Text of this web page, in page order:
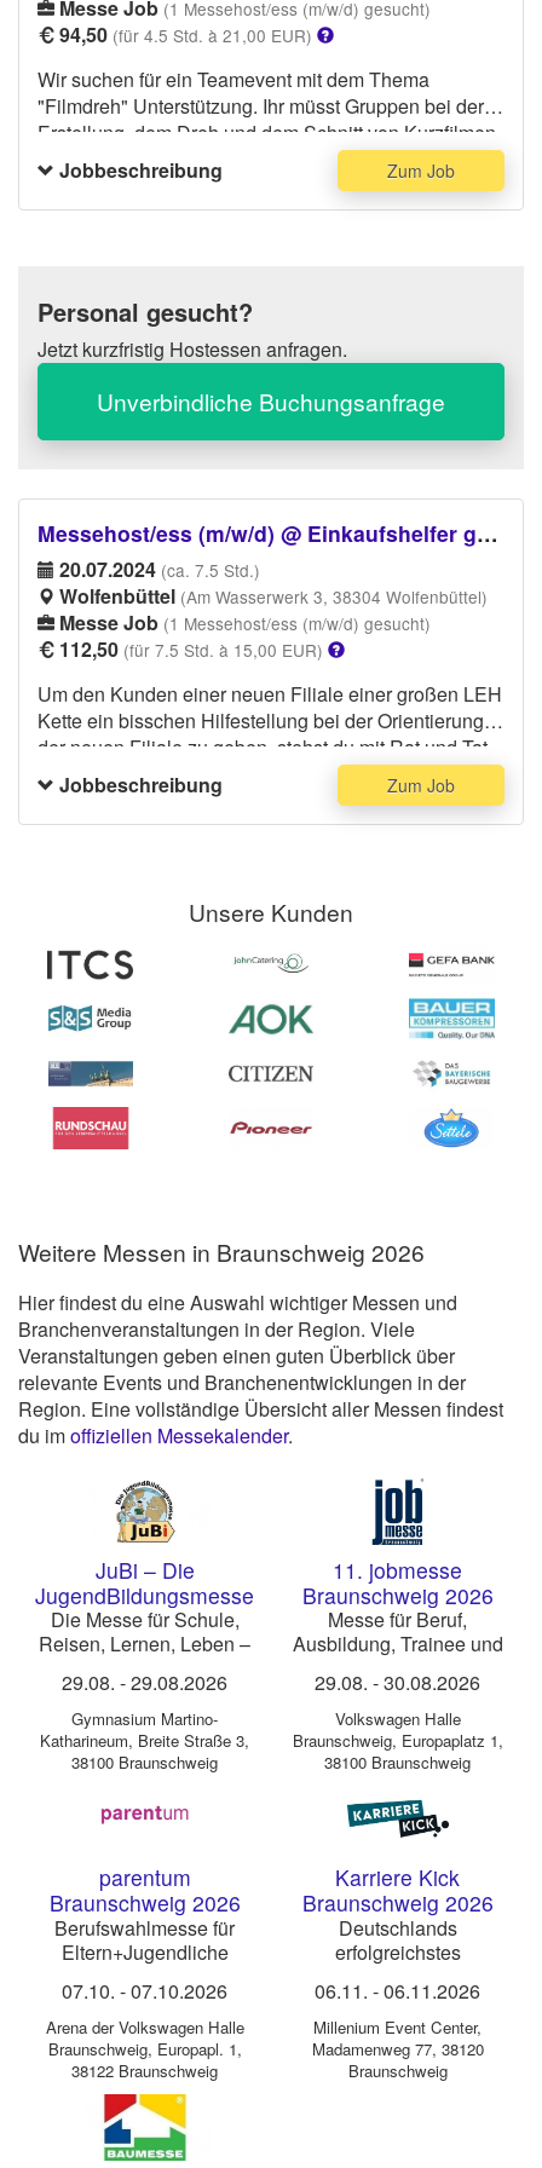
Messe Job (1 Messehost/ess (m/w/d) gesucht)
94,50 (für 4.5 Std. à 21,00 EUR)
Wir suchen für ein Teamevent mit dem Thema
"Filmdreh" Unterstützung. Ihr müsst Gruppen bei der
Erstellung, dem Dreh und dem Schnitt von Kurzfilmen
unterstützen. Das Event wird mit iPads durchgeführt
und ihr solltet Kenntnisse haben oder euch vorher
aneignen im Bereich der Software iMovie.
Jobbeschreibung Zum Job
Personal gesucht?
Jetzt kurzfristig Hostessen anfragen.
Unverbindliche Buchungsanfrage
Messehost/ess (m/w/d) @ Einkaufshelfer gesucht
20.07.2024 (ca. 7.5 Std.)
Wolfenbüttel (Am Wasserwerk 3, 38304 Wolfenbüttel)
Messe Job (1 Messehost/ess (m/w/d) gesucht)
112,50 (für 7.5 Std. à 15,00 EUR)
Um den Kunden einer neuen Filiale einer großen LEH
Kette ein bisschen Hilfestellung bei der Orientierung in
der neuen Filiale zu geben, stehst du mit Rat und Tat
zur Verfügung. Du bekommst im Vorfeld einen
Einweisung und einen entsprechenden Plan und hilfst
den Kunden dann beim Finden ihre Produkte.
Jobbeschreibung Zum Job
Unsere Kunden
Weitere Messen in Braunschweig 2026
Hier findest du eine Auswahl wichtiger Messen und
Branchenveranstaltungen in der Region. Viele
Veranstaltungen geben einen guten Überblick über
relevante Events und Branchenentwicklungen in der
Region. Eine vollständige Übersicht aller Messen findest
du imoffiziellen Messekalender.
JuBi – Die
JugendBildungsmesse
Braunschweig 2026
Die Messe für Schule,
Reisen, Lernen, Leben –
29.08. -29.08.2026
Gymnasium Martino-
Katharineum, Breite Straße 3,
38100 Braunschweig
11. jobmesse
Braunschweig 2026
Messe für Beruf,
Ausbildung, Trainee und
29.08. -30.08.2026
Volkswagen Halle
Braunschweig, Europaplatz 1,
38100 Braunschweig
parentum
Braunschweig 2026
Berufswahlmesse für
Eltern+Jugendliche
07.10. -07.10.2026
Arena der Volkswagen Halle
Braunschweig, Europapl. 1,
38122 Braunschweig
Karriere Kick
Braunschweig 2026
Deutschlands
erfolgreichstes
Berufsorientierung &
Azubi-Recruiting
06.11. -06.11.2026
Millenium Event Center,
Madamenweg 77, 38120
Braunschweig